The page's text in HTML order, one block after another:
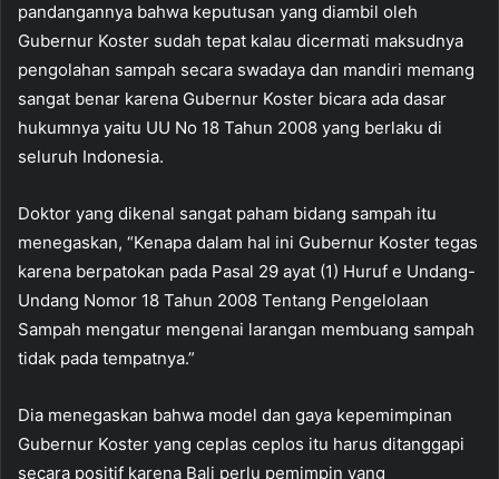
pandangannya bahwa keputusan yang diambil oleh
Gubernur Koster sudah tepat kalau dicermati maksudnya
pengolahan sampah secara swadaya dan mandiri memang
sangat benar karena Gubernur Koster bicara ada dasar
hukumnya yaitu UU No 18 Tahun 2008 yang berlaku di
seluruh Indonesia.
Doktor yang dikenal sangat paham bidang sampah itu
menegaskan, “Kenapa dalam hal ini Gubernur Koster tegas
karena berpatokan pada Pasal 29 ayat (1) Huruf e Undang-
Undang Nomor 18 Tahun 2008 Tentang Pengelolaan
Sampah mengatur mengenai larangan membuang sampah
tidak pada tempatnya.”
Dia menegaskan bahwa model dan gaya kepemimpinan
Gubernur Koster yang ceplas ceplos itu harus ditanggapi
secara positif karena Bali perlu pemimpin yang